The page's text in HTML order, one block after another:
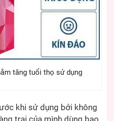
tăng tuổi thọ sử dụng
khi sử dụng bởi không